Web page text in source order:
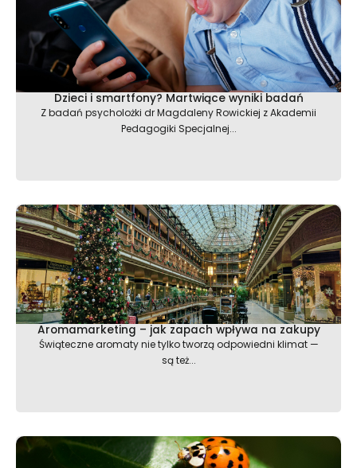
Dzieci i smartfony? Martwiące wyniki badań
Z badań psycholożki dr Magdaleny Rowickiej z Akademii
Pedagogiki Specjalnej...
Aromamarketing – jak zapach wpływa na zakupy
Świąteczne aromaty nie tylko tworzą odpowiedni klimat —
są też...